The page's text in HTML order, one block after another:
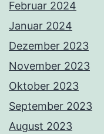
Februar 2024
Januar 2024
Dezember 2023
November 2023
Oktober 2023
September 2023
August 2023